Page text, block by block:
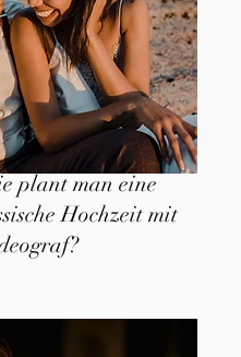
plant man eine
Hochzeit mit